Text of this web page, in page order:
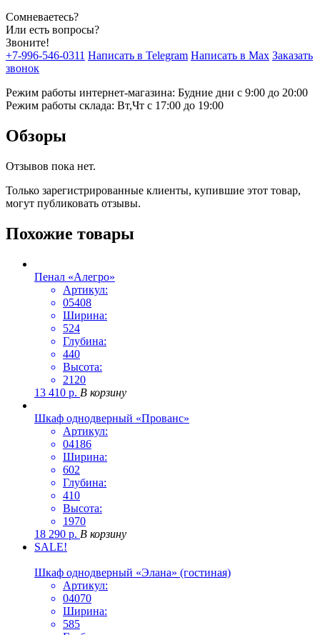
Сомневаетесь?
Или есть вопросы?
Звоните!
+7-996-546-0311 Написать в Telegram Написать в Max Заказать
звонок
Режим работы интернет-магазина: Будние дни с 9:00 до 20:00
Режим работы склада: Вт,Чт с 17:00 до 19:00
Обзоры
Отзывов пока нет.
Только зарегистрированные клиенты, купившие этот товар,
могут публиковать отзывы.
Похожие товары
Пенал «Алегро»
Артикул:
05408
Ширина:
524
Глубина:
440
Высота:
2120
13 410 р. В корзину
Шкаф однодверный «Прованс»
Артикул:
04186
Ширина:
602
Глубина:
410
Высота:
1970
18 290 р. В корзину
SALE!
Шкаф однодверный «Элана» (гостиная)
Артикул:
04070
Ширина:
585